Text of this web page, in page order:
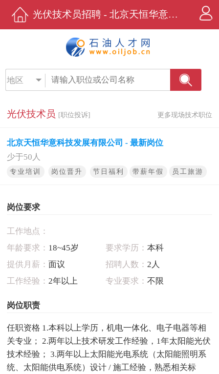
光伏技术员招聘 - 北京天恒华意科技发展有限公司 - 石油人才网
地区
光伏技术员 [职位投诉] 更多现场技术职位
北京天恒华意科技发展有限公司 - 最新岗位
少于50人
专业培训 岗位晋升 节日福利 带薪年假 员工旅游
岗位要求
工作地点：
年龄要求： 18~45岁 要求学历： 本科
提供月薪： 面议 招聘人数： 2人
工作经验： 2年以上 专业要求： 不限
岗位职责
任职资格 1.本科以上学历，机电一体化、电子电器等相
关专业； 2.两年以上技术研发工作经验，1年太阳能光伏
技术经验； 3.两年以上太阳能光电系统（太阳能照明系
统、太阳能供电系统）设计 / 施工经验，熟悉相关标